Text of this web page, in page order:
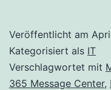
Veröffentlicht am
Kategorisiert als IT
Verschlagwortet mit
365 Message Center,